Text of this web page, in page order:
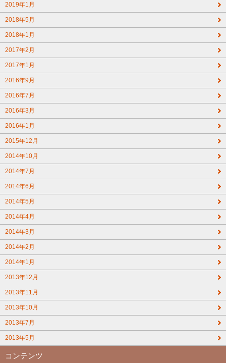
2019年1月
2018年5月
2018年1月
2017年2月
2017年1月
2016年9月
2016年7月
2016年3月
2016年1月
2015年12月
2014年10月
2014年7月
2014年6月
2014年5月
2014年4月
2014年3月
2014年2月
2014年1月
2013年12月
2013年11月
2013年10月
2013年7月
2013年5月
コンテンツ